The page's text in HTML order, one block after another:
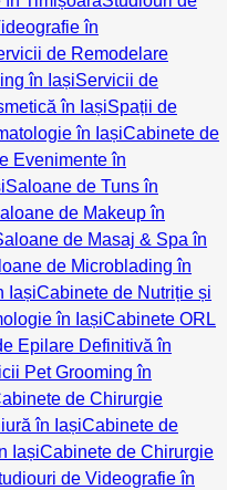
în
de Remodelare
în IașiServicii de
în IașiSpații de
în IașiCabinete de
Evenimente în
Saloane de Tuns în
de Makeup în
de Masaj & Spa în
de Microblading în
IașiCabinete de Nutriție și
în IașiCabinete ORL
Epilare Definitivă în
Pet Grooming în
de Chirurgie
în IașiCabinete de
IașiCabinete de Chirurgie
de Videografie în